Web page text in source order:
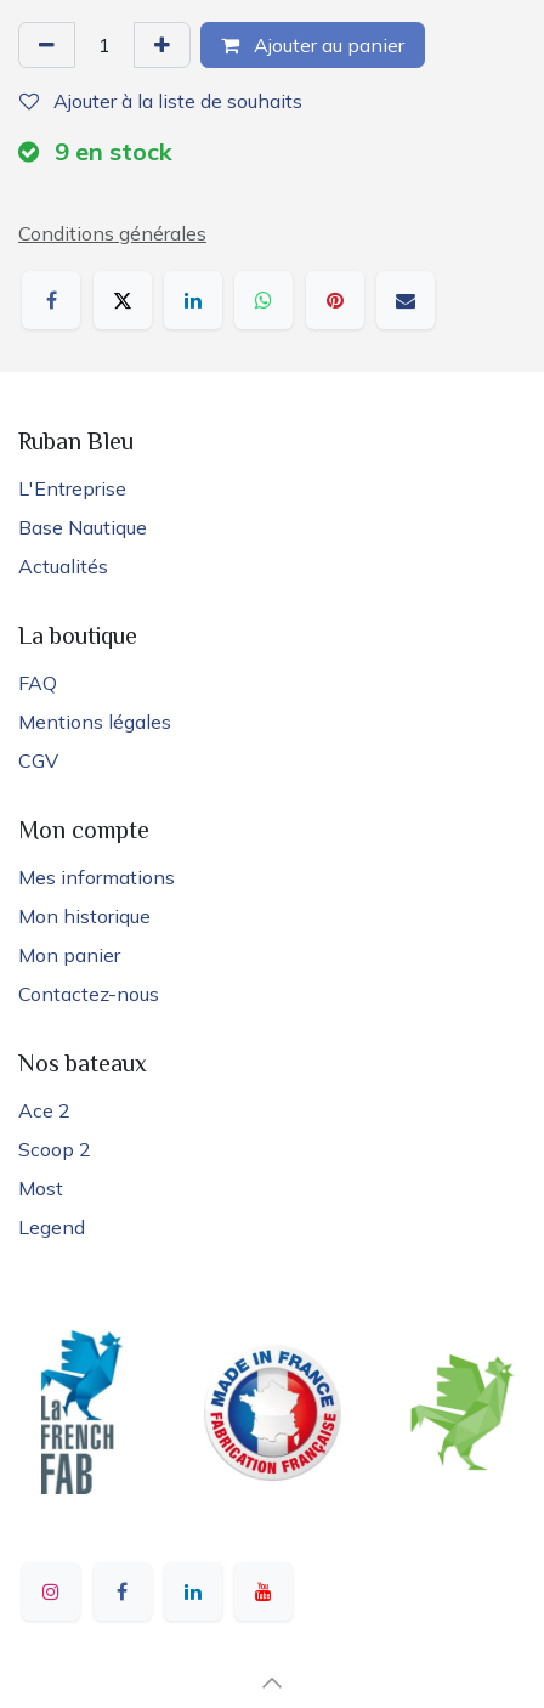
Ajouter au panier
Ajouter à la liste de souhaits
9 en stock
Conditions générales
Ruban Bleu
L'Entreprise
Base Nautique
Actualités
La boutique
FAQ
Mentions légales
CGV
Mon compte
Mes informations
Mon historique
Mon panier
Contactez-nous
Nos bateaux
Ace 2
Scoop 2
Most
Legend